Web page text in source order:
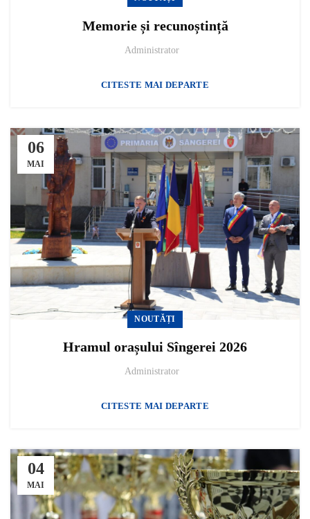
Memorie și recunoștință
Administrator
CITESTE MAI DEPARTE
06
MAI
NOUTĂȚI
Hramul orașului Sîngerei 2026
Administrator
CITESTE MAI DEPARTE
04
MAI